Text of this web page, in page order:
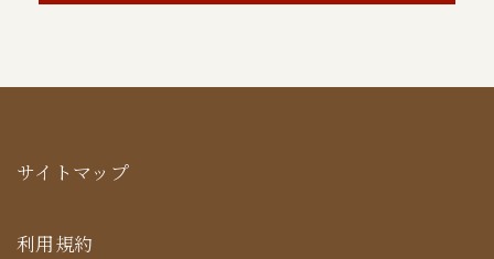
サイトマップ
利用規約